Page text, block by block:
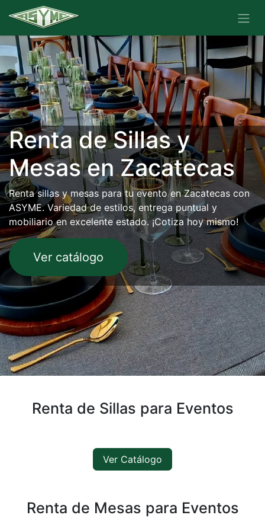
Renta de Sillas y
Mesas en Zacatecas
Renta sillas y mesas para tu evento en Zacatecas con
ASYME. Variedad de estilos, entrega puntual y
mobiliario en excelente estado. ¡Cotiza hoy mismo!
Ver catálogo
Renta de Sillas para Eventos
Ver Catálogo
Renta de Mesas para Eventos